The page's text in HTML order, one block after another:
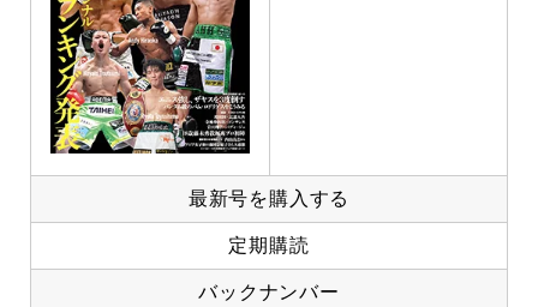
最新号を購入する
定期購読
バックナンバー